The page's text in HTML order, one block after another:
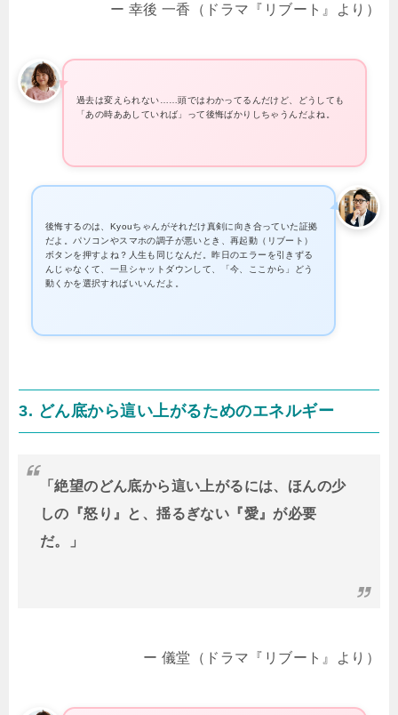
ー 幸後 一香（ドラマ『リブート』より）
過去は変えられない……頭ではわかってるんだけど、どうしても
「あの時ああしていれば」って後悔ばかりしちゃうんだよね。
後悔するのは、Kyouちゃんがそれだけ真剣に向き合っていた証拠
だよ。パソコンやスマホの調子が悪いとき、再起動（リブート）
ボタンを押すよね？人生も同じなんだ。昨日のエラーを引きずる
んじゃなくて、一旦シャットダウンして、「今、ここから」どう
動くかを選択すればいいんだよ。
3. どん底から這い上がるためのエネルギー
「絶望のどん底から這い上がるには、ほんの少
しの『怒り』と、揺るぎない『愛』が必要
だ。」
ー 儀堂（ドラマ『リブート』より）